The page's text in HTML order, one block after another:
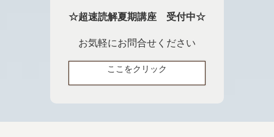
☆超速読解夏期講座 受付中☆
お気軽にお問合せください
ここをクリック